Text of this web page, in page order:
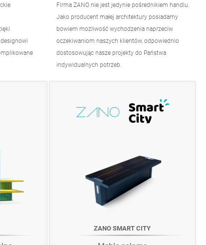
Firma ZANO nie jest jedynie pośrednikiem handlu.
Jako producent małej architektury posiadamy
bowiem możliwość wychodzenia naprzeciw
oczekiwaniom naszych klientów, odpowiednio
dostosowując nasze projekty do Państwa
indywidualnych potrzeb.
ZANO SMART CITY